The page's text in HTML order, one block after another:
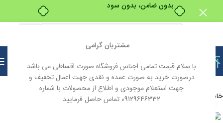
مشتریان گرامی
با سلام قیمت تمامی اجناس فروشگاه صورت اقساطی می باشد
درصورت خرید به صورت عمده و نقدی جهت اعمال تخفیف و
جهت استعلام موجودی و اطلاع از محصولات با شماره
09129646332 تماس حاصل فرمایید
بدون ضامن، بدون سود
خانه ابزار آلات ابزار آلات دستی
بزرگنمایی تصویر